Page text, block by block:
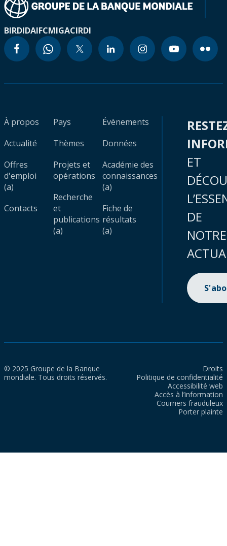
BIRDIDAIFCMIGACIRDI
À propos
Actualité
Offres
d'emploi
(a)
Contacts
Pays
Thèmes
Projets et
opérations
Recherche
et
publications
(a)
Évènements
Données
Académie des
connaissances
(a)
Fiche de
résultats
(a)
ET
DE
NOTRE
© 2025 Groupe de la Banque
mondiale. Tous droits réservés.
Droits
Politique de confidentialité
Accessibilité web
Accès à l’information
Courriers frauduleux
Porter plainte